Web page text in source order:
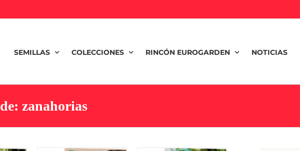
SEMILLAS COLECCIONES RINCÓN EUROGARDEN NOTICIAS
zanahorias